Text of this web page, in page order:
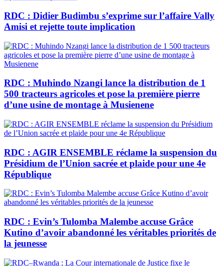
RDC : Didier Budimbu s’exprime sur l’affaire Vally
Amisi et rejette toute implication
RDC : Muhindo Nzangi lance la distribution de 1
500 tracteurs agricoles et pose la première pierre
d’une usine de montage à Musienene
RDC : AGIR ENSEMBLE réclame la suspension du
Présidium de l’Union sacrée et plaide pour une 4e
République
RDC : Evin’s Tulomba Malembe accuse Grâce
Kutino d’avoir abandonné les véritables priorités de
la jeunesse